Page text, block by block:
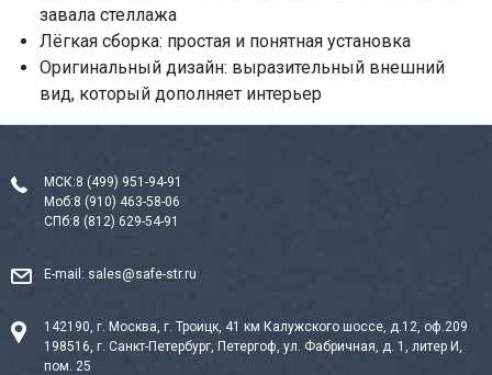
завала стеллажа
Лёгкая сборка: простая и понятная установка
Оригинальный дизайн: выразительный внешний
вид, который дополняет интерьер
МСК:8 (499) 951-94-91
Моб:8 (910) 463-58-06
СПб:8 (812) 629-54-91
E-mail: sales@safe-str.ru
142190, г. Москва, г. Троицк, 41 км Калужского шоссе, д.12, оф.209
198516, г. Санкт-Петербург, Петергоф, ул. Фабричная, д. 1, литер И,
пом. 25